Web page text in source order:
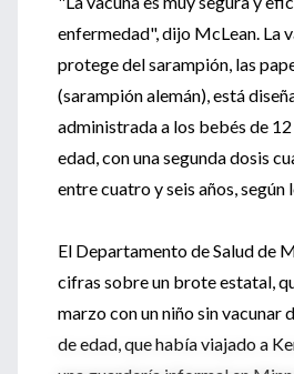
enfermedad", dijo McLean. La
protege del sarampión, las
(sarampión alemán), está
administrada a los bebés de 12
edad, con una segunda dosis
entre cuatro y seis años, según
El Departamento de Salud de
cifras sobre un brote estatal,
marzo con un niño sin vacunar
de edad, que había viajado a